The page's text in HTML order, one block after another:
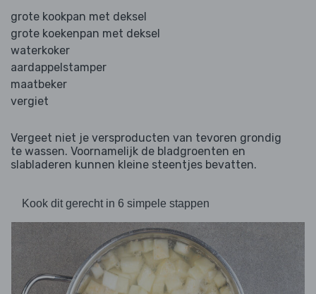
grote kookpan met deksel
grote koekenpan met deksel
waterkoker
aardappelstamper
maatbeker
vergiet
Vergeet niet je versproducten van tevoren grondig
te wassen. Voornamelijk de bladgroenten en
slabladeren kunnen kleine steentjes bevatten.
Kook dit gerecht in 6 simpele stappen